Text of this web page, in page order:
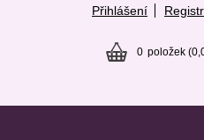
Přihlášení
0 položek